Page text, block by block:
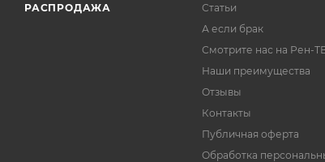
РАСПРОДАЖА
Статьи
А если брак
Смотрите нас на Рен-
Наши преимущества
Отзывы
Контакты
Публичная оферта
Обработка